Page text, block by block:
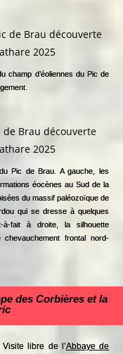
champ d’éoliennes du Pic de
Pic de Brau. A gauche, les
éocènes au Sud de la
du massif paléozoïque de
qui se dresse à quelques
à-fait à droite, la silhouette
frontal nord-
des Corbières et la
libre de l’Abbaye de